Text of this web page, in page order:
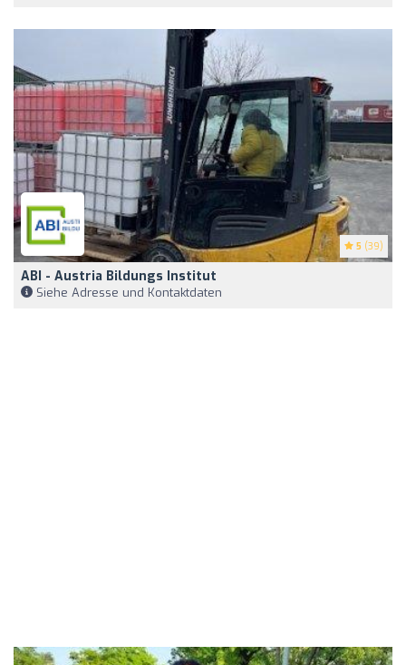
5 (39)
ABI - Austria Bildungs Institut
Siehe Adresse und Kontaktdaten